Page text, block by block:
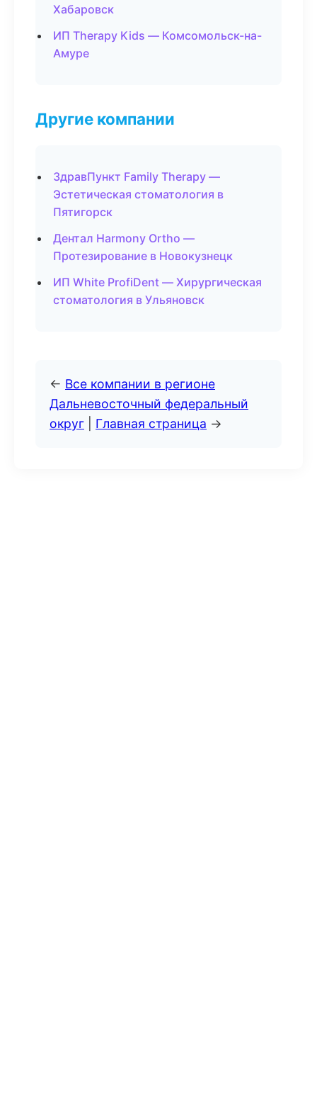
Хабаровск
ИП Therapy Kids — Комсомольск-на-
Амуре
Другие компании
ЗдравПункт Family Therapy —
Эстетическая стоматология в
Пятигорск
Дентал Harmony Ortho —
Протезирование в Новокузнецк
ИП White ProfiDent — Хирургическая
стоматология в Ульяновск
← Все компании в регионе
Дальневосточный федеральный
округ
Главная страница →